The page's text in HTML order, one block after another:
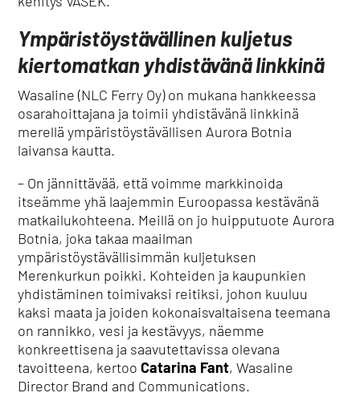
Ympäristöystävällinen kuljetus
kiertomatkan yhdistävänä linkkinä
Wasaline (NLC Ferry Oy) on mukana hankkeessa
osarahoittajana ja toimii yhdistävänä linkkinä
merellä ympäristöystävällisen Aurora Botnia
laivansa kautta.
– On jännittävää, että voimme markkinoida
itseämme yhä laajemmin Euroopassa kestävänä
matkailukohteena. Meillä on jo huipputuote Aurora
Botnia, joka takaa maailman
ympäristöystävällisimmän kuljetuksen
Merenkurkun poikki. Kohteiden ja kaupunkien
yhdistäminen toimivaksi reitiksi, johon kuuluu
kaksi maata ja joiden kokonaisvaltaisena teemana
on rannikko, vesi ja kestävyys, näemme
konkreettisena ja saavutettavissa olevana
tavoitteena, kertooCatarina Fant, Wasaline
Director Brand and Communications.